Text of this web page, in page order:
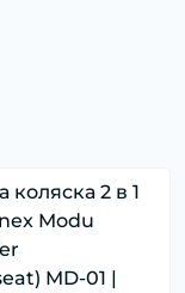
коляска 2 в 1
Modu
MD-01 |